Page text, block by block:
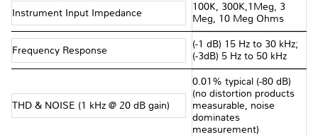
Instrument Input Impedance
100K, 300K,1Meg, 3
Meg, 10 Meg Ohms
Frequency Response
(-1 dB) 15 Hz to 30 kHz;
(-3dB) 5 Hz to 50 kHz
THD & NOISE (1 kHz @ 20 dB gain)
0.01% typical (-80 dB)
(no distortion products
measurable, noise
dominates
measurement)